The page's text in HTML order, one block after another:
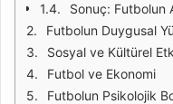
Sonuç: Futbolun
Futbolun Duygusal
Sosyal ve Kültürel
Futbol ve Ekonomi
Futbolun Psikolojik